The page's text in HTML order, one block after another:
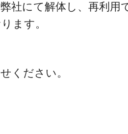
社にて解体し、再利用
ます。
ください。